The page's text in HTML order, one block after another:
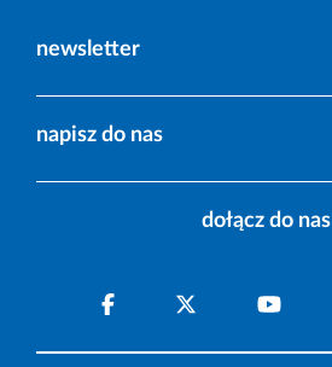
newsletter
napisz do nas
dołącz do nas